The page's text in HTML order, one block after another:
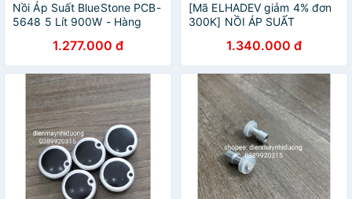
Nồi Áp Suất BlueStone PCB-
5648 5 Lít 900W - Hàng
1.277.000 đ
[Mã ELHADEV giảm 4% đơn
300K] NỒI ÁP SUẤT
1.340.000 đ